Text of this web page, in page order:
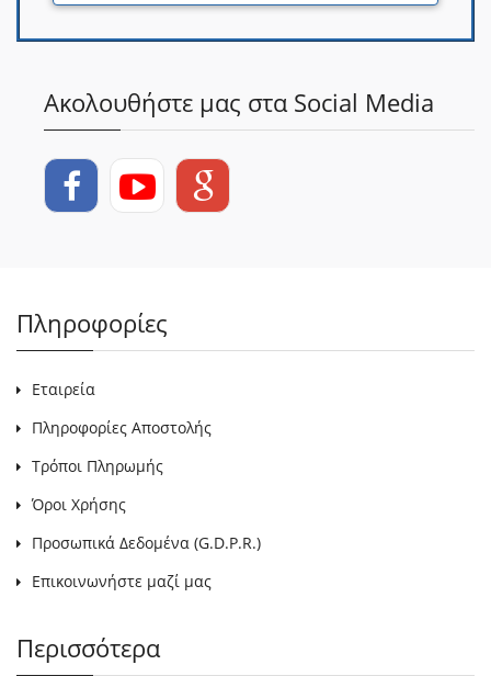
Ακολουθήστε μας στα Social Media
Πληροφορίες
Εταιρεία
Πληροφορίες Αποστολής
Τρόποι Πληρωμής
Όροι Χρήσης
Προσωπικά Δεδομένα (G.D.P.R.)
Επικοινωνήστε μαζί μας
Περισσότερα